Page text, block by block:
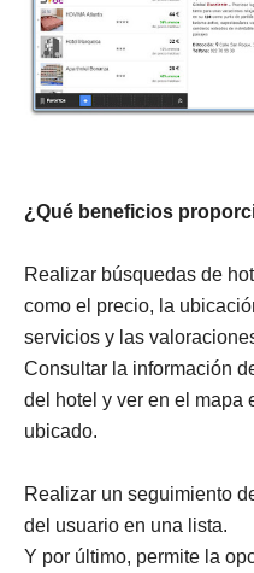
¿Qué beneficios
Realizar búsquedas de
como el precio, la
servicios y las
Consultar la información
del hotel y ver en el mapa
ubicado.
Realizar un seguimiento
del usuario en una lista.
Y por último, permite la